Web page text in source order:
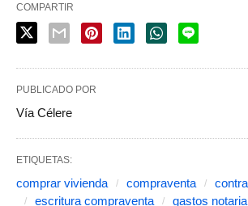
COMPARTIR
PUBLICADO POR
Vía Célere
ETIQUETAS:
comprar vivienda compraventa
escritura compraventa
gastos